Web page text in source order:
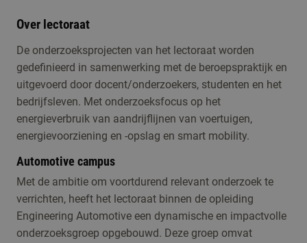
Over lectoraat
De onderzoeksprojecten van het lectoraat worden
gedefinieerd in samenwerking met de beroepspraktijk en
uitgevoerd door docent/onderzoekers, studenten en het
bedrijfsleven. Met onderzoeksfocus op het
energieverbruik van aandrijflijnen van voertuigen,
energievoorziening en -opslag en smart mobility.
Automotive campus
Met de ambitie om voortdurend relevant onderzoek te
verrichten, heeft het lectoraat binnen de opleiding
Engineering Automotive een dynamische en impactvolle
onderzoeksgroep opgebouwd. Deze groep omvat